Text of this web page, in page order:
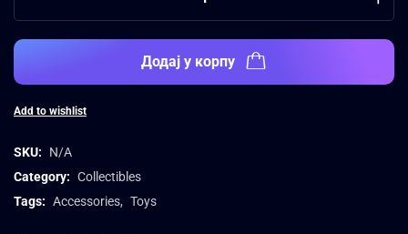
Додај у корпу
Add to wishlist
SKU:
N/A
Category: Collectibles
Tags: Accessories, Toys